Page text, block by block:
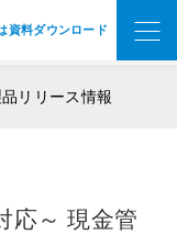
資料ダウンロード
リリース情報
応～ 現金管